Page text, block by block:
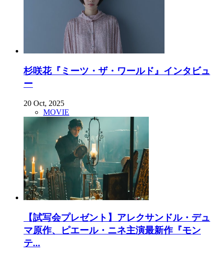
杉咲花『ミーツ・ザ・ワールド』インタビュ
ー
20 Oct, 2025
MOVIE
【試写会プレゼント】アレクサンドル・デュ
マ原作、ピエール・ニネ主演最新作『モン
テ...